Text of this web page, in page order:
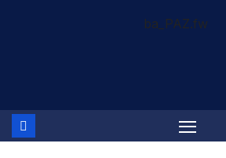
ba_PAZ.fw